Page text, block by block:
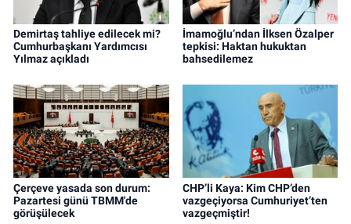
Demirtaş tahliye edilecek mi?
Cumhurbaşkanı Yardımcısı
Yılmaz açıkladı
İmamoğlu’ndan İlksen Özalper
tepkisi: Haktan hukuktan
bahsedilemez
Çerçeve yasada son durum:
Pazartesi günü TBMM'de
görüşülecek
CHP’li Kaya: Kim CHP’den
vazgeçiyorsa Cumhuriyet’ten
vazgeçmiştir!